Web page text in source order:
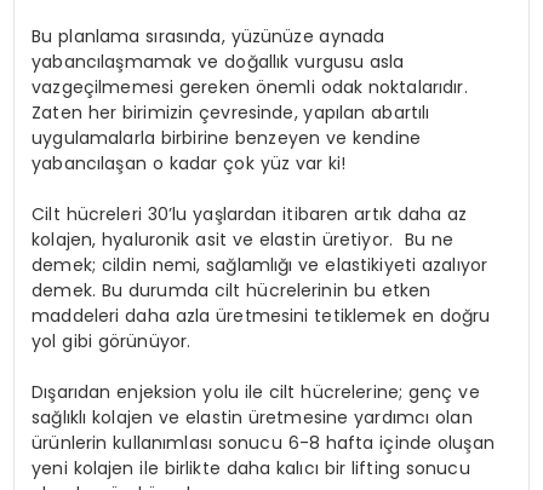
Bu planlama sırasında, yüzünüze aynada
yabancılaşmamak ve doğallık vurgusu asla
vazgeçilmemesi gereken önemli odak noktalarıdır.
Zaten her birimizin çevresinde, yapılan abartılı
uygulamalarla birbirine benzeyen ve kendine
yabancılaşan o kadar çok yüz var ki!
Cilt hücreleri 30’lu yaşlardan itibaren artık daha az
kolajen, hyaluronik asit ve elastin üretiyor. Bu ne
demek; cildin nemi, sağlamlığı ve elastikiyeti azalıyor
demek. Bu durumda cilt hücrelerinin bu etken
maddeleri daha azla üretmesini tetiklemek en doğru
yol gibi görünüyor.
Dışarıdan enjeksion yolu ile cilt hücrelerine; genç ve
sağlıklı kolajen ve elastin üretmesine yardımcı olan
ürünlerin kullanımlası sonucu 6-8 hafta içinde oluşan
yeni kolajen ile birlikte daha kalıcı bir lifting sonucu